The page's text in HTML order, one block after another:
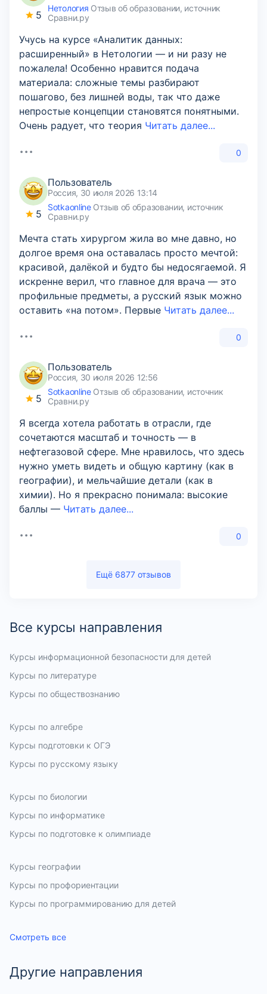
5
Нетология Отзыв об образовании, источник
Сравни.ру
Учусь на курсе «Аналитик данных:
расширенный» в Нетологии — и ни разу не
пожалела! Особенно нравится подача
материала: сложные темы разбирают
пошагово, без лишней воды, так что даже
непростые концепции становятся понятными.
Очень радует, что теория Читать далее...
0
5
Пользователь
Россия, 30 июля 2026 13:14
SotkaonlineОтзыв об образовании, источник
Сравни.ру
Мечта стать хирургом жила во мне давно, но
долгое время она оставалась просто мечтой:
красивой, далёкой и будто бы недосягаемой. Я
искренне верил, что главное для врача — это
профильные предметы, а русский язык можно
оставить «на потом». Первые Читать далее...
0
5
Пользователь
Россия, 30 июля 2026 12:56
SotkaonlineОтзыв об образовании, источник
Сравни.ру
Я всегда хотела работать в отрасли, где
сочетаются масштаб и точность — в
нефтегазовой сфере. Мне нравилось, что здесь
нужно уметь видеть и общую картину (как в
географии), и мельчайшие детали (как в
химии). Но я прекрасно понимала: высокие
баллы — Читать далее...
0
Ещё 6877 отзывов
Все курсы направления
Курсы информационной безопасности для детей
Курсы по литературе
Курсы по обществознанию
Курсы по алгебре
Курсы подготовки к OГЭ
Курсы по русскому языку
Курсы по биологии
Курсы по информатике
Курсы по подготовке к олимпиаде
Курсы географии
Курсы по профориентации
Курсы по программированию для детей
Смотреть все
Другие направления